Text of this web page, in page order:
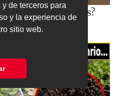
de terceros para
y la experiencia de
sitio web.